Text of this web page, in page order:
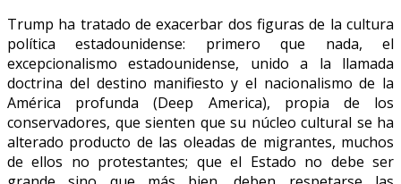
Trump ha tratado de exacerbar dos figuras de la cultura
política estadounidense: primero que nada, el
excepcionalismo estadounidense, unido a la llamada
doctrina del destino manifiesto y el nacionalismo de la
América profunda (Deep America), propia de los
conservadores, que sienten que su núcleo cultural se ha
alterado producto de las oleadas de migrantes, muchos
de ellos no protestantes; que el Estado no debe ser